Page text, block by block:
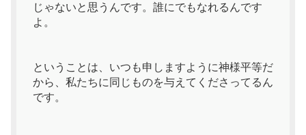
じゃないと思うんです。誰にでもなれるんです
よ。
ということは、いつも申しますように神様平等だ
から、私たちに同じものを与えてくださってるん
です。